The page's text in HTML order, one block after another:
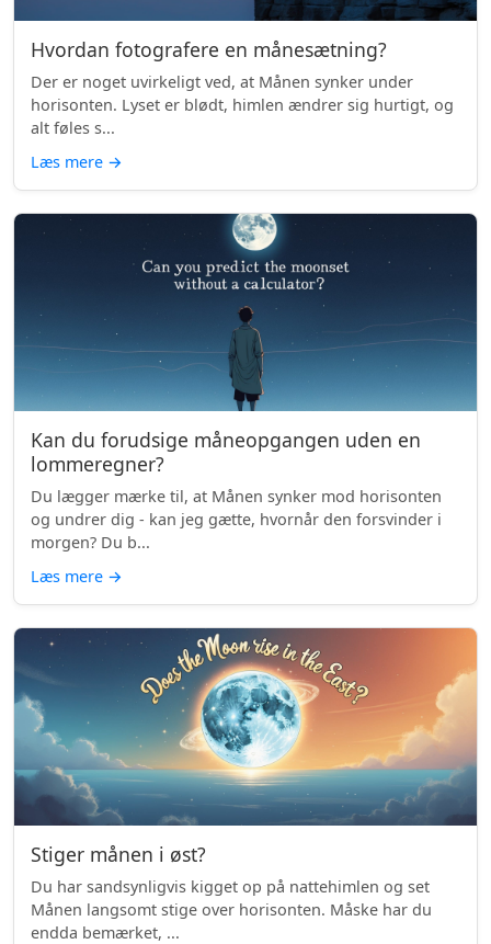
Hvordan fotografere en månesætning?
Der er noget uvirkeligt ved, at Månen synker under
horisonten. Lyset er blødt, himlen ændrer sig hurtigt, og
alt føles s...
Læs mere →
Kan du forudsige måneopgangen uden en
lommeregner?
Du lægger mærke til, at Månen synker mod horisonten
og undrer dig - kan jeg gætte, hvornår den forsvinder i
morgen? Du b...
Læs mere →
Stiger månen i øst?
Du har sandsynligvis kigget op på nattehimlen og set
Månen langsomt stige over horisonten. Måske har du
endda bemærket, ...